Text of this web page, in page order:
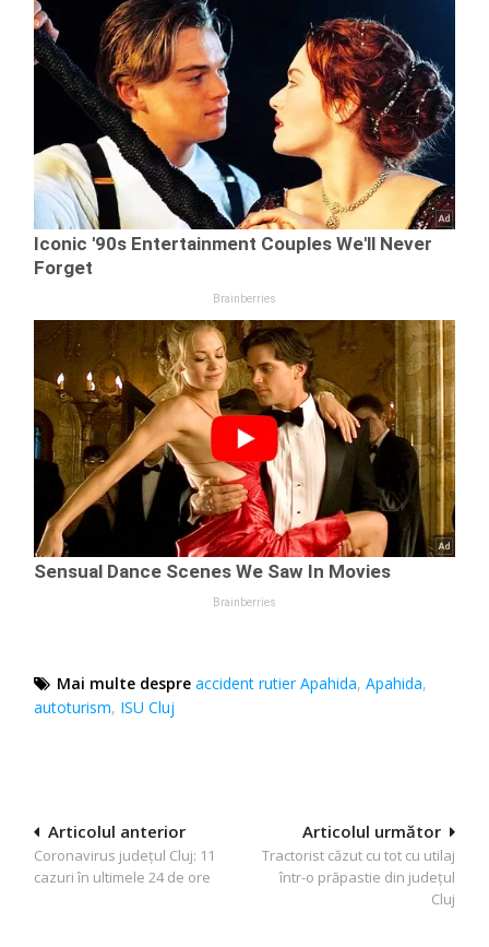
Mai multe despre accident rutier Apahida,Apahida,
autoturism, ISU Cluj
Navigare
în
Articolul următor
Tractorist căzut cu tot cu utilaj
într-o prăpastie din județul
Cluj
Articolul anterior
Coronavirus județul Cluj: 11
cazuri în ultimele 24 de ore